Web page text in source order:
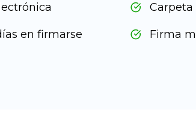
en firmarse Firma